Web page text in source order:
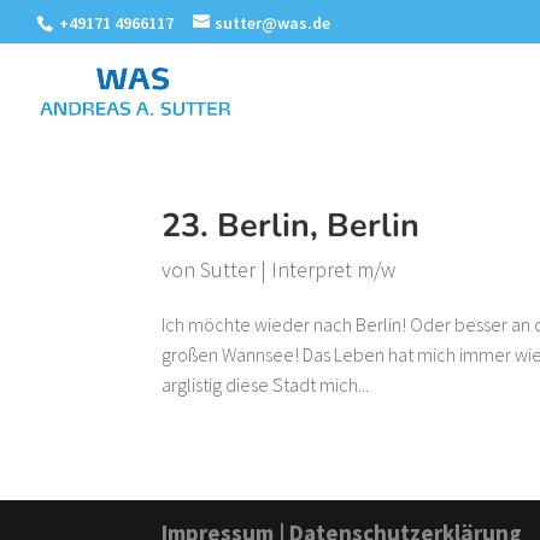
+49171 4966117 sutter@was.de
23. Berlin, Berlin
vonSutter| Interpret m/w
Ich möchte wieder nach Berlin! Oder besser an
großen Wannsee! Das Leben hat mich immer
arglistig diese Stadt mich...
Impressum | Datenschutzerklärung